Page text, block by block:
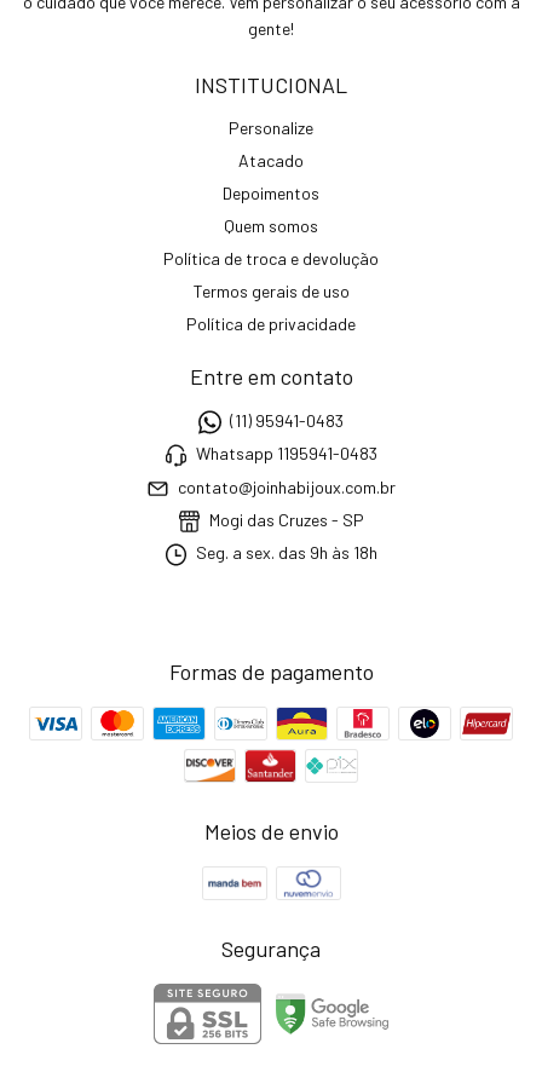
gente!
INSTITUCIONAL
Personalize
Atacado
Depoimentos
Quem somos
Política de troca e devolução
Termos gerais de uso
Política de privacidade
Entre em contato
(11) 95941-0483
Whatsapp 1195941-0483
contato@joinhabijoux.com.br
Mogi das Cruzes - SP
Seg. a sex. das 9h às 18h
Formas de pagamento
Meios de envio
Segurança